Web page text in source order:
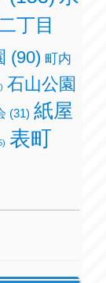
丁目
(90) 町内
石山公園
(31) 紙屋
表町